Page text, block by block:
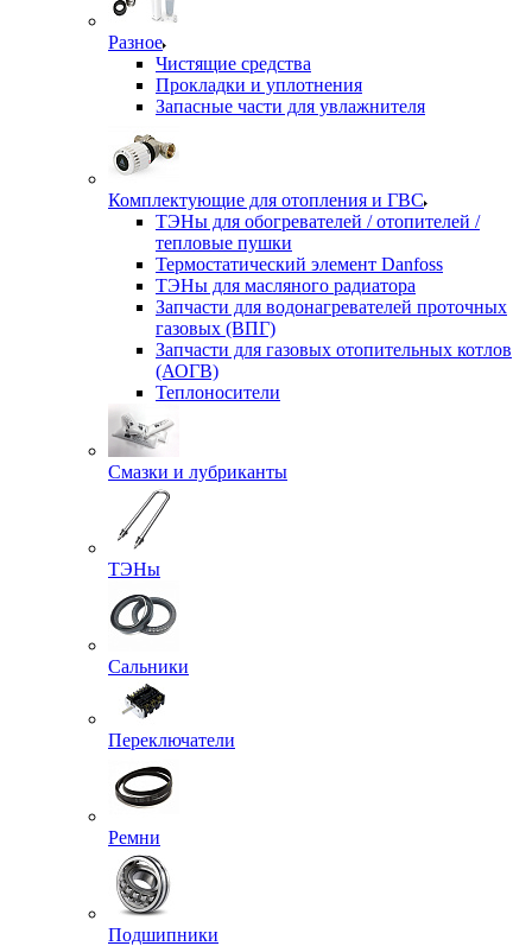
Разное
Чистящие средства
Прокладки и уплотнения
Запасные части для увлажнителя
Комплектующие для отопления и ГВС
ТЭНы для обогревателей / отопителей /
тепловые пушки
Термостатический элемент Danfoss
ТЭНы для масляного радиатора
Запчасти для водонагревателей проточных
газовых (ВПГ)
Запчасти для газовых отопительных котлов
(АОГВ)
Теплоносители
Смазки и лубриканты
ТЭНы
Сальники
Переключатели
Ремни
Подшипники